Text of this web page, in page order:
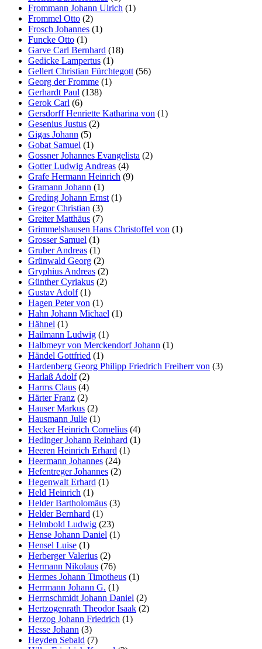
Frommann Johann Ulrich (1)
Frommel Otto (2)
Frosch Johannes (1)
Funcke Otto (1)
Garve Carl Bernhard (18)
Gedicke Lampertus (1)
Gellert Christian Fürchtegott (56)
Georg der Fromme (1)
Gerhardt Paul (138)
Gerok Carl (6)
Gersdorff Henriette Katharina von (1)
Gesenius Justus (2)
Gigas Johann (5)
Gobat Samuel (1)
Gossner Johannes Evangelista (2)
Gotter Ludwig Andreas (4)
Grafe Hermann Heinrich (9)
Gramann Johann (1)
Greding Johann Ernst (1)
Gregor Christian (3)
Greiter Matthäus (7)
Grimmelshausen Hans Christoffel von (1)
Grosser Samuel (1)
Gruber Andreas (1)
Grünwald Georg (2)
Gryphius Andreas (2)
Günther Cyriakus (2)
Gustav Adolf(1)
Hagen Peter von (1)
Hahn Johann Michael (1)
Hähnel (1)
Hailmann Ludwig (1)
Halbmeyr von Merckendorf Johann (1)
Händel Gottfried (1)
Hardenberg Georg Philipp Friedrich Freiherr von (3)
Harlaß Adolf(2)
Harms Claus (4)
Härter Franz (2)
Hauser Markus (2)
Hausmann Julie (1)
Hecker Heinrich Cornelius (4)
Hedinger Johann Reinhard (1)
Heeren Heinrich Erhard (1)
Heermann Johannes (24)
Hefentreger Johannes (2)
Hegenwalt Erhard (1)
Held Heinrich (1)
Helder Bartholomäus (3)
Helder Bernhard (1)
Helmbold Ludwig (23)
Hense Johann Daniel (1)
Hensel Luise (1)
Herberger Valerius (2)
Hermann Nikolaus (76)
Hermes Johann Timotheus (1)
Herrmann Johann G. (1)
Herrnschmidt Johann Daniel (2)
Hertzogenrath Theodor Isaak (2)
Herzog Johann Friedrich (1)
Hesse Johann (3)
Heyden Sebald (7)